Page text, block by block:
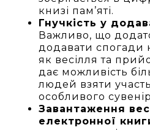
книзі пам’яті.
Гнучкість у
Важливо, що
додавати спогади
як весілля та
дає можливість
людей взяти
особливого
Завантаження
електронної